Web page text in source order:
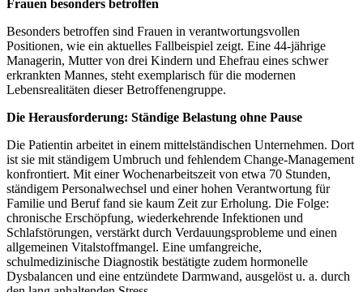
Frauen besonders betroffen
Besonders betroffen sind Frauen in verantwortungsvollen
Positionen, wie ein aktuelles Fallbeispiel zeigt. Eine 44-jährige
Managerin, Mutter von drei Kindern und Ehefrau eines schwer
erkrankten Mannes, steht exemplarisch für die modernen
Lebensrealitäten dieser Betroffenengruppe.
Die Herausforderung: Ständige Belastung ohne Pause
Die Patientin arbeitet in einem mittelständischen Unternehmen. Dort
ist sie mit ständigem Umbruch und fehlendem Change-Management
konfrontiert. Mit einer Wochenarbeitszeit von etwa 70 Stunden,
ständigem Personalwechsel und einer hohen Verantwortung für
Familie und Beruf fand sie kaum Zeit zur Erholung. Die Folge:
chronische Erschöpfung, wiederkehrende Infektionen und
Schlafstörungen, verstärkt durch Verdauungsprobleme und einen
allgemeinen Vitalstoffmangel. Eine umfangreiche,
schulmedizinische Diagnostik bestätigte zudem hormonelle
Dysbalancen und eine entzündete Darmwand, ausgelöst u. a. durch